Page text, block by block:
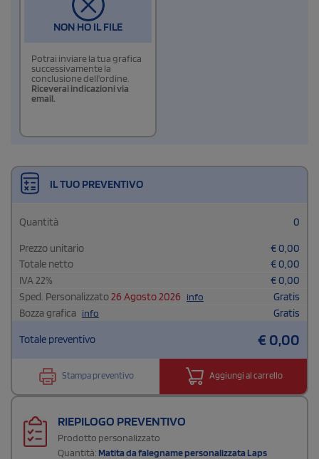
NON HO IL FILE
Potrai inviare la tua grafica
successivamente la
conclusione dell'ordine.
Riceverai indicazioni via
email.
IL TUO PREVENTIVO
Quantità 0
Prezzo unitario €0,00
Totale netto
€0,00
IVA22% €0,00
Sped. Personalizzato26 Agosto 2026 info
Gratis
Bozza grafica info Gratis
Totale preventivo €0,00
Stampa preventivo Aggiungi al carrello
RIEPILOGO PREVENTIVO
Prodotto personalizzato
Quantità: Matita da falegname personalizzata Laps